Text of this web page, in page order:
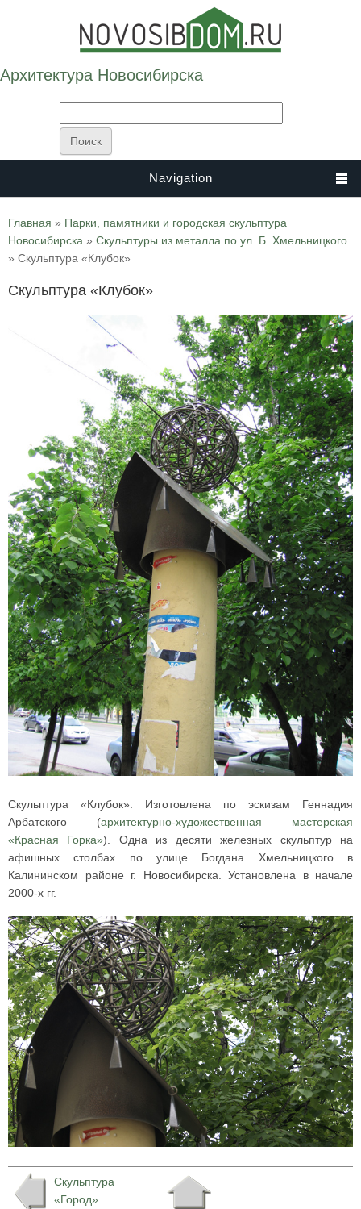
Архитектура Новосибирска
Navigation
Вы здесь
Главная » Парки, памятники и городская скульптура
Новосибирска » Скульптуры из металла по ул. Б. Хмельницкого
» Скульптура «Клубок»
Скульптура «Клубок»
Скульптура «Клубок». Изготовлена по эскизам Геннадия
Арбатского (архитектурно-художественная мастерская
«Красная Горка»). Одна из десяти железных скульптур на
афишных столбах по улице Богдана Хмельницкого в
Калининском районе г. Новосибирска. Установлена в начале
2000-х гг.
Скульптура
«Город»